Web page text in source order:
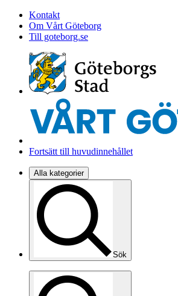
Kontakt
Om Vårt Göteborg
Till goteborg.se
Fortsätt till huvudinnehållet
Alla kategorier
Sök